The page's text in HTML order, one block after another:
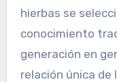
hierbas se
conocimiento
generación en
relación única de